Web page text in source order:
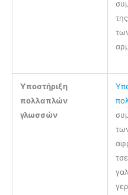
Υποστήριξη
πολλαπλών
γλωσσών